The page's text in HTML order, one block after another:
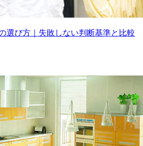
選び方｜失敗しない判断基準と比較